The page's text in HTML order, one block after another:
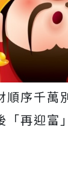
順序千萬
「再迎